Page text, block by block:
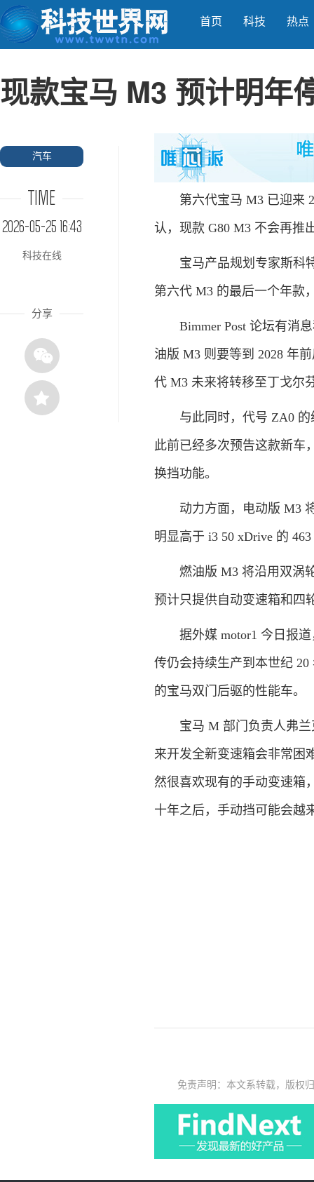
首页 科技 热点
现款宝马 M3 预计明年
汽车
TIME
2026-05-25 16:43
科技在线
分享
第六代宝马 M3 已迎来
认，现款 G80 M3 不会再推
宝马产品规划专家斯科特
第六代 M3 的最后一个年款
Bimmer Post 论坛有消息
油版 M3 则要等到 2028 年
代 M3 未来将转移至丁戈尔
与此同时，代号 ZA0 的
此前已经多次预告这款新车
换挡功能。
动力方面，电动版 M3 将
明显高于 i3 50 xDrive 的
燃油版 M3 将沿用双涡轮
预计只提供自动变速箱和四
据外媒 motor1 今日报道
传仍会持续生产到本世纪
的宝马双门后驱的性能车。
宝马 M 部门负责人弗兰
来开发全新变速箱会非常困
然很喜欢现有的手动变速箱
十年之后，手动挡可能会越
免责声明：本文系转载，版权